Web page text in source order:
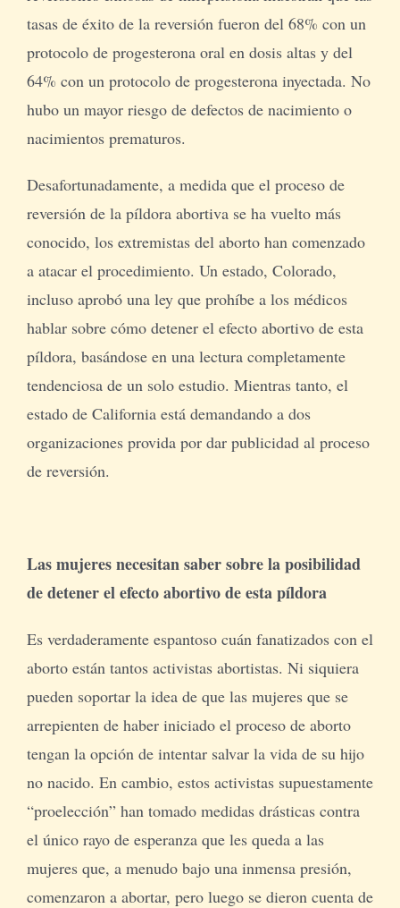
tasas de éxito de la reversión fueron del 68% con un
protocolo de progesterona oral en dosis altas y del
64% con un protocolo de progesterona inyectada. No
hubo un mayor riesgo de defectos de nacimiento o
nacimientos prematuros.
Desafortunadamente, a medida que el proceso de
reversión de la píldora abortiva se ha vuelto más
conocido, los extremistas del aborto han comenzado
a atacar el procedimiento. Un estado, Colorado,
incluso aprobó una ley que prohíbe a los médicos
hablar sobre cómo detener el efecto abortivo de esta
píldora, basándose en una lectura completamente
tendenciosa de un solo estudio. Mientras tanto, el
estado de California está demandando a dos
organizaciones provida por dar publicidad al proceso
de reversión.
Las mujeres necesitan saber sobre la posibilidad
de detener el efecto abortivo de esta píldora
Es verdaderamente espantoso cuán fanatizados con el
aborto están tantos activistas abortistas. Ni siquiera
pueden soportar la idea de que las mujeres que se
arrepienten de haber iniciado el proceso de aborto
tengan la opción de intentar salvar la vida de su hijo
no nacido. En cambio, estos activistas supuestamente
“proelección” han tomado medidas drásticas contra
el único rayo de esperanza que les queda a las
mujeres que, a menudo bajo una inmensa presión,
comenzaron a abortar, pero luego se dieron cuenta de